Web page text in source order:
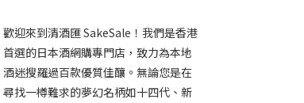
歡迎來到清酒匯 SakeSale！我們是香港
首選的日本酒網購專門店，致力為本地
酒迷搜羅過百款優質佳釀。無論您是在
尋找一樽難求的夢幻名柄如十四代、新